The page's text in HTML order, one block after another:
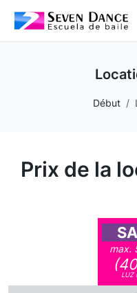
Menu
Début
Prix de la
max.
LUZ